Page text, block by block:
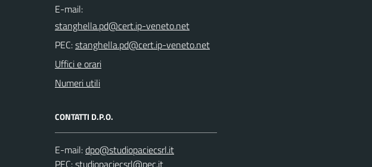
E-mail:
PEC:
Uffici e orari
Numeri utili
CONTATTI D.P.O.
E-mail:
PEC: